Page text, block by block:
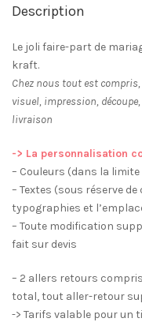
partir
2.26€
Description
Le joli faire-part de
kraft.
Chez nous tout est
visuel, impression,
livraison
-> La personnalisation
– Couleurs (dans la
– Textes (sous réserve
typographies et
– Toute modification
fait sur devis
– 2 allers retours
total, tout aller-retour
-> Tarifs valable pour un